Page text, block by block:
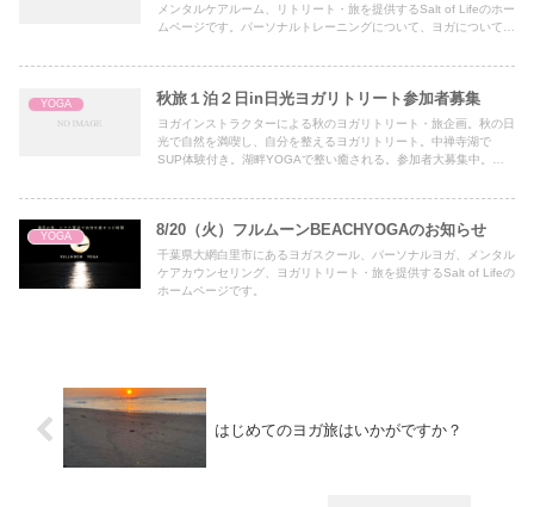
メンタルケアルーム、リトリート・旅を提供するSalt of Lifeのホー
ムページです。パーソナルトレーニングについて、ヨガについて、
YOGA 秋旅１泊２日in日光ヨガリトリート参加者募集
ヨガインストラクターによる秋のヨガリトリート・旅企画。秋の日
光で自然を満喫し、自分を整えるヨガリトリート。中禅寺湖で
SUP体験付き。湖畔YOGAで整い癒される。参加者大募集中。千
YOGA 8/20（火）フルムーンBEACHYOGAのお知らせ
千葉県大網白里市にあるヨガスクール、パーソナルヨガ、メンタル
ケアカウンセリング、ヨガリトリート・旅を提供するSalt of Lifeの
ホームページです。
はじめてのヨガ旅はいかがですか？